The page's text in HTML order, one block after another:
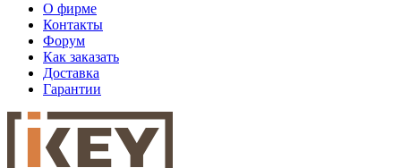
О фирме
Контакты
Форум
Как заказать
Доставка
Гарантии